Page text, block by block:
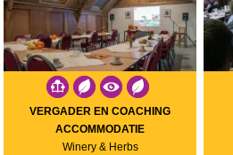
VERGADER EN COACHING
ACCOMMODATIE
Winery & Herbs